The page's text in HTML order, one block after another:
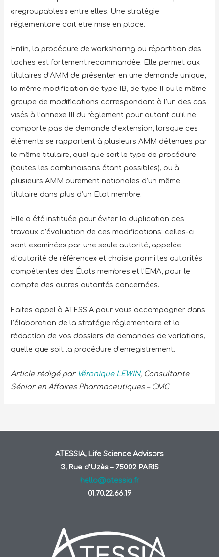
« regroupables » entre elles. Une stratégie
réglementaire doit être mise en place.
Enfin, la procédure de worksharing ou répartition des
taches est fortement recommandée. Elle permet aux
titulaires d’AMM de présenter en une demande unique,
la même modification de type IB, de type II ou le même
groupe de modifications correspondant à l’un des cas
visés à l’annexe III du règlement pour autant qu’il ne
comporte pas de demande d’extension, lorsque ces
éléments se rapportent à plusieurs AMM détenues par
le même titulaire, quel que soit le type de procédure
(toutes les combinaisons étant possibles), ou à
plusieurs AMM purement nationales d’un même
titulaire dans plus d’un Etat membre.
Elle a été instituée pour éviter la duplication des
travaux d’évaluation de ces modifications: celles-ci
sont examinées par une seule autorité, appelée
«l’autorité de référence» et choisie parmi les autorités
compétentes des États membres et l’EMA, pour le
compte des autres autorités concernées.
Faites appel à ATESSIA pour vous accompagner dans
l’élaboration de la stratégie réglementaire et la
rédaction de vos dossiers de demandes de variations,
quelle que soit la procédure d’enregistrement.
Article rédigé par Véronique LEWIN, Consultante
Sénior en Affaires Pharmaceutiques – CMC
ATESSIA, Life Science Advisors
3, Rue d’Uzès – 75002 PARIS
hello@atessia.fr
01.70.22.66.19